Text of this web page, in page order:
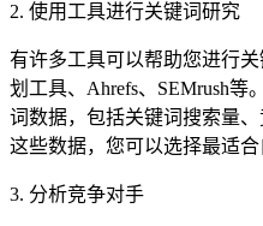
2. 使用工具进行关键词研究
有许多工具可以帮助您进行
划工具、Ahrefs、SEMrush
词数据，包括关键词搜索量
这些数据，您可以选择最适合
3. 分析竞争对手